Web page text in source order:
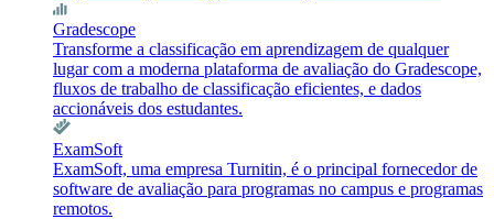
Gradescope
Transforme a classificação em aprendizagem de qualquer
lugar com a moderna plataforma de avaliação do Gradescope,
fluxos de trabalho de classificação eficientes, e dados
accionáveis dos estudantes.
ExamSoft
ExamSoft, uma empresa Turnitin, é o principal fornecedor de
software de avaliação para programas no campus e programas
remotos.